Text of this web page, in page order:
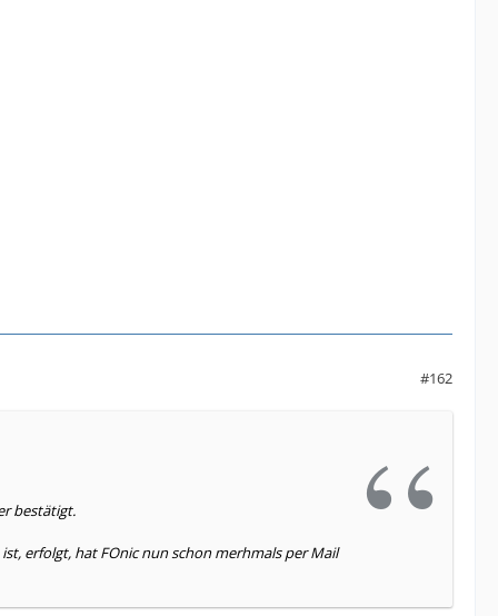
#162
bestätigt.
erfolgt, hat FOnic nun schon merhmals per Mail